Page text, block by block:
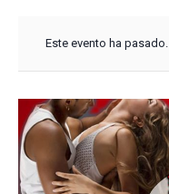
Este evento ha pasado.